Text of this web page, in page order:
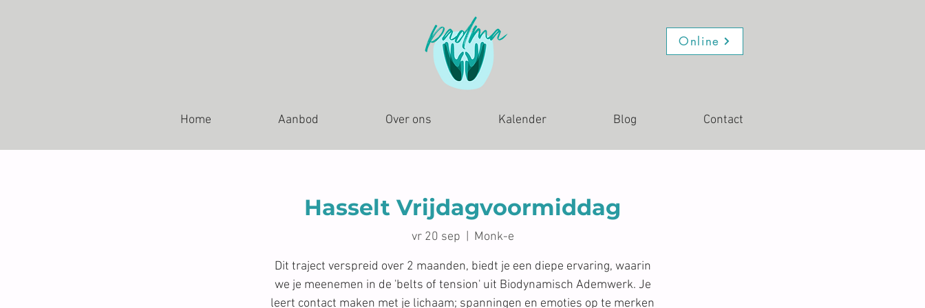
Online
Home Aanbod Over ons Kalender Blog Contact
Hasselt Vrijdagvoormiddag
vr 20 sep Monk-e
Dit traject verspreid over 2 maanden, biedt je een diepe ervaring, waarin
we je meenemen in de 'belts of tension' uit Biodynamisch Ademwerk. Je
leert contact maken met je lichaam; spanningen en emoties op te merken